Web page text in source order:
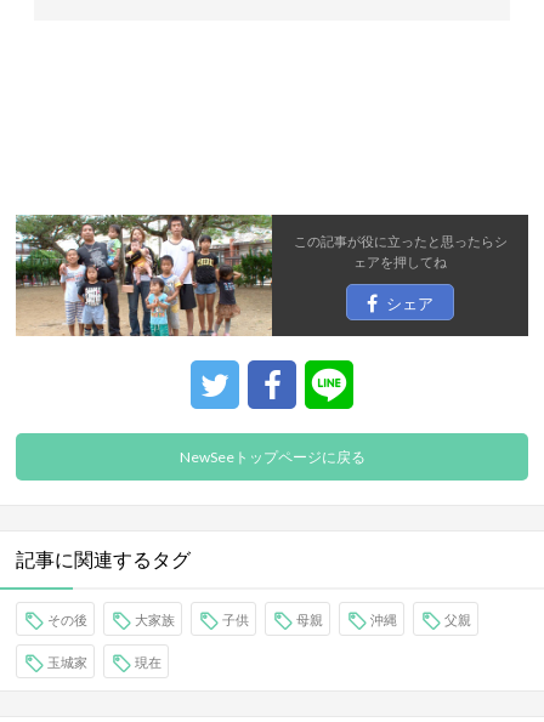
この記事が役に立ったと思ったらシ
ェアを押してね
シェア
NewSeeトップページに戻る
記事に関連するタグ
その後 大家族 子供 母親 沖縄 父親
玉城家 現在